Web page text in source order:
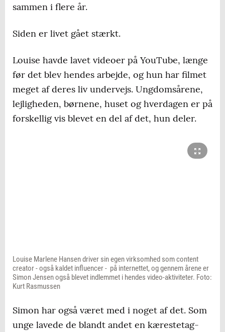
sammen i flere år.
Siden er livet gået stærkt.
Louise havde lavet videoer på YouTube, længe
før det blev hendes arbejde, og hun har filmet
meget af deres liv undervejs. Ungdomsårene,
lejligheden, børnene, huset og hverdagen er på
forskellig vis blevet en del af det, hun deler.
Louise Marlene Hansen driver sin egen virksomhed som content
creator - også kaldet influencer - på internettet, og gennem årene er
Simon Jensen også blevet indlemmet i hendes video-aktiviteter. Foto:
Kurt Rasmussen
Simon har også været med i noget af det. Som
unge lavede de blandt andet en kærestetag-